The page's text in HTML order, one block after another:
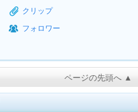
クリップ
フォロワー
ページの先頭へ ▲